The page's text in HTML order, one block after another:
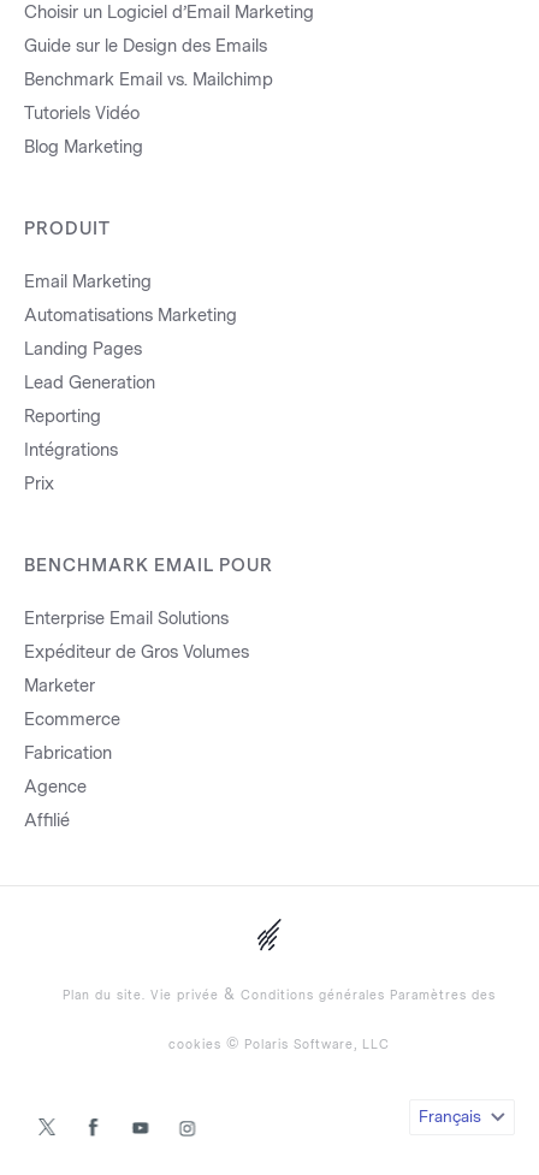
Choisir un Logiciel d’Email Marketing
Guide sur le Design des Emails
Benchmark Email vs. Mailchimp
Tutoriels Vidéo
Blog Marketing
PRODUIT
Email Marketing
Automatisations Marketing
Landing Pages
Lead Generation
Reporting
Intégrations
Prix
BENCHMARK EMAIL POUR
Enterprise Email Solutions
Expéditeur de Gros Volumes
Marketer
Ecommerce
Fabrication
Agence
Affilié
Plan du site. Vie privée & Conditions générales Paramètres des
cookies © Polaris Software, LLC
Français